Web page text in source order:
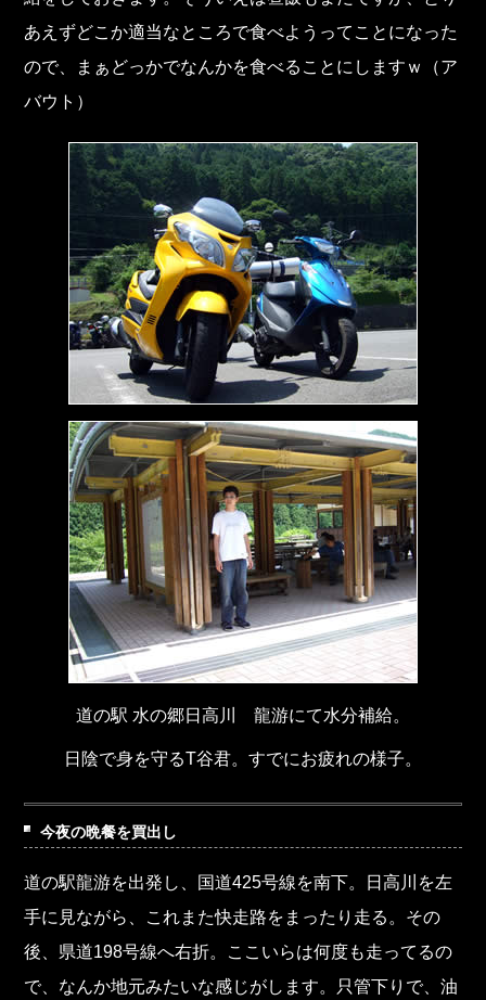
あえずどこか適当なところで食べようってことになった
ので、まぁどっかでなんかを食べることにしますｗ（ア
バウト）
道の駅 水の郷日高川 龍游にて水分補給。
日陰で身を守るT谷君。すでにお疲れの様子。
今夜の晩餐を買出し
道の駅龍游を出発し、国道425号線を南下。日高川を左
手に見ながら、これまた快走路をまったり走る。その
後、県道198号線へ右折。ここいらは何度も走ってるの
で、なんか地元みたいな感じがします。只管下りで、油